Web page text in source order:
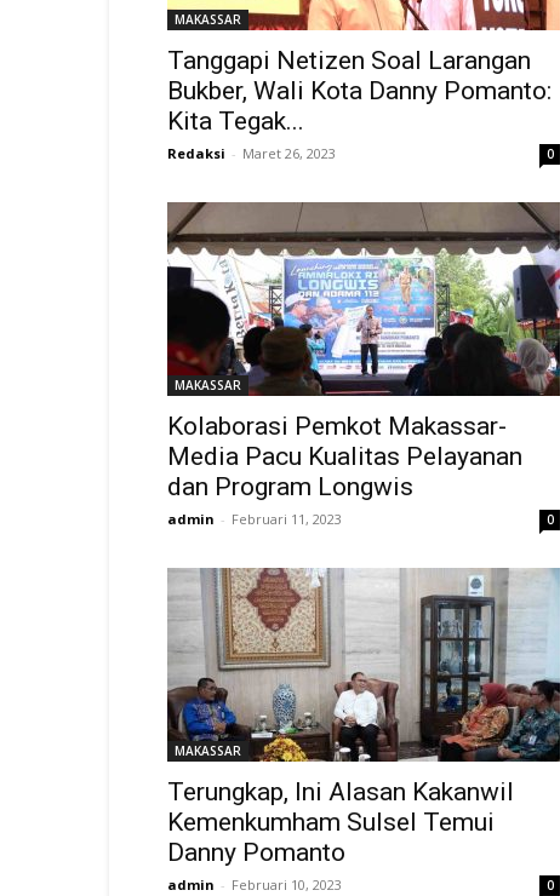
MAKASSAR
Tanggapi Netizen Soal Larangan
Bukber, Wali Kota Danny Pomanto:
Kita Tegak...
Redaksi - Maret 26, 2023 0
MAKASSAR
Kolaborasi Pemkot Makassar-
Media Pacu Kualitas Pelayanan
dan Program Longwis
admin - Februari 11, 2023 0
MAKASSAR
Terungkap, Ini Alasan Kakanwil
Kemenkumham Sulsel Temui
Danny Pomanto
admin - Februari 10, 2023 0